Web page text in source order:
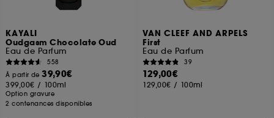
KAYALI
Oudgasm Chocolate Oud
Eau de Parfum
558
À partir de39,90€
399,00€ / 100ml
Option gravure
2 contenances disponibles
VAN CLEEF AND ARPELS
First
Eau de Parfum
39
129,00€
129,00€ / 100ml